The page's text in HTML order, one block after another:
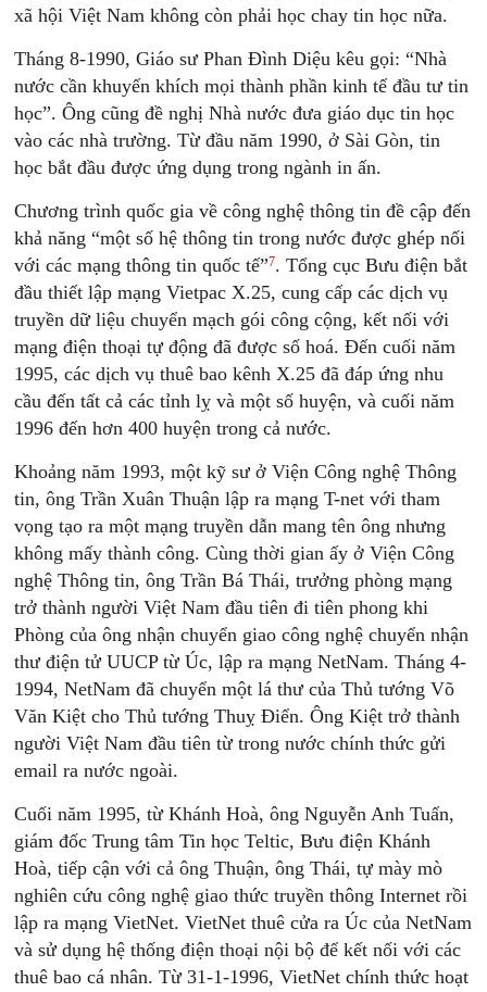
xã hội Việt Nam không còn phải học chay tin học nữa.
Tháng 8-1990, Giáo sư Phan Đình Diệu kêu gọi: “Nhà
nước cần khuyến khích mọi thành phần kinh tế đầu tư tin
học”. Ông cũng đề nghị Nhà nước đưa giáo dục tin học
vào các nhà trường. Từ đầu năm 1990, ở Sài Gòn, tin
học bắt đầu được ứng dụng trong ngành in ấn.
Chương trình quốc gia về công nghệ thông tin đề cập đến
khả năng “một số hệ thông tin trong nước được ghép nối
với các mạng thông tin quốc tế”7. Tổng cục Bưu điện bắt
đầu thiết lập mạng Vietpac X.25, cung cấp các dịch vụ
truyền dữ liệu chuyển mạch gói công cộng, kết nối với
mạng điện thoại tự động đã được số hoá. Đến cuối năm
1995, các dịch vụ thuê bao kênh X.25 đã đáp ứng nhu
cầu đến tất cả các tỉnh lỵ và một số huyện, và cuối năm
1996 đến hơn 400 huyện trong cả nước.
Khoảng năm 1993, một kỹ sư ở Viện Công nghệ Thông
tin, ông Trần Xuân Thuận lập ra mạng T-net với tham
vọng tạo ra một mạng truyền dẫn mang tên ông nhưng
không mấy thành công. Cùng thời gian ấy ở Viện Công
nghệ Thông tin, ông Trần Bá Thái, trưởng phòng mạng
trở thành người Việt Nam đầu tiên đi tiên phong khi
Phòng của ông nhận chuyển giao công nghệ chuyển nhận
thư điện tử UUCP từ Úc, lập ra mạng NetNam. Tháng 4-
1994, NetNam đã chuyển một lá thư của Thủ tướng Võ
Văn Kiệt cho Thủ tướng Thuỵ Điển. Ông Kiệt trở thành
người Việt Nam đầu tiên từ trong nước chính thức gửi
email ra nước ngoài.
Cuối năm 1995, từ Khánh Hoà, ông Nguyễn Anh Tuấn,
giám đốc Trung tâm Tin học Teltic, Bưu điện Khánh
Hoà, tiếp cận với cả ông Thuận, ông Thái, tự mày mò
nghiên cứu công nghệ giao thức truyền thông Internet rồi
lập ra mạng VietNet. VietNet thuê cửa ra Úc của NetNam
và sử dụng hệ thống điện thoại nội bộ để kết nối với các
thuê bao cá nhân. Từ 31-1-1996, VietNet chính thức hoạt